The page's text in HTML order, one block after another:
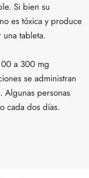
Si bien su
es tóxica y produce
tableta.
a 300 mg
se administran
Algunas personas
cada dos días.